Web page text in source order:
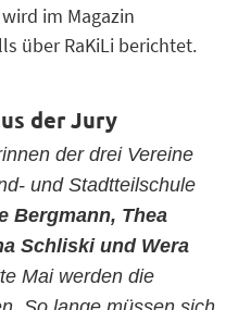
im Magazin
über RaKiLi berichtet.
der Jury
der drei Vereine
und Stadtteilschule
Bergmann, Thea
Schliski und Wera
Mai werden die